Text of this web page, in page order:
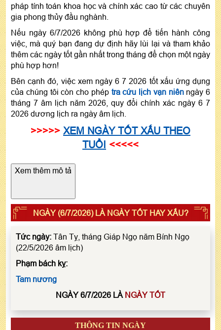
pháp tính toán khoa học và chính xác cao từ các chuyên
gia phong thủy đầu nghành.
Nếu ngày 6/7/2026 không phù hợp để tiến hành công
việc, mà quý bạn đang dự định hãy lùi lại và tham khảo
thêm các ngày tốt gần nhất trong tháng để chọn một ngày
phù hợp hơn!
Bên cạnh đó, việc xem ngày 6 7 2026 tốt xấu ứng dụng
của chúng tôi còn cho phép tra cứu lịch vạn niênngày 6
tháng 7 âm lịch năm 2026, quy đổi chính xác ngày 6 7
2026 dương lịch ra ngày âm lịch.
>>>>> XEM NGÀY TỐT XẤU THEO
TUỔI <<<<<
Xem thêm mô tả
NGÀY (6/7/2026) LÀ NGÀY TỐT HAY XẤU?
Tức ngày: Tân Tỵ, tháng Giáp Ngọ năm Bính Ngọ
(22/5/2026 âm lịch)
Phạm bách kỵ:
Tam nương
NGÀY 6/7/2026 LÀ NGÀY TỐT
THÔNG TIN NGÀY